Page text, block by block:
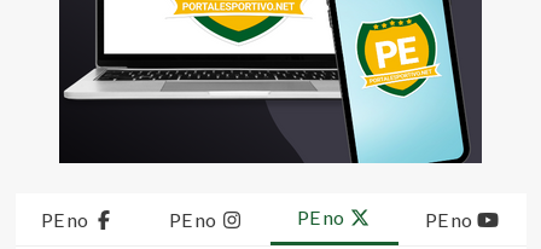
PE no PE no PE no PE no